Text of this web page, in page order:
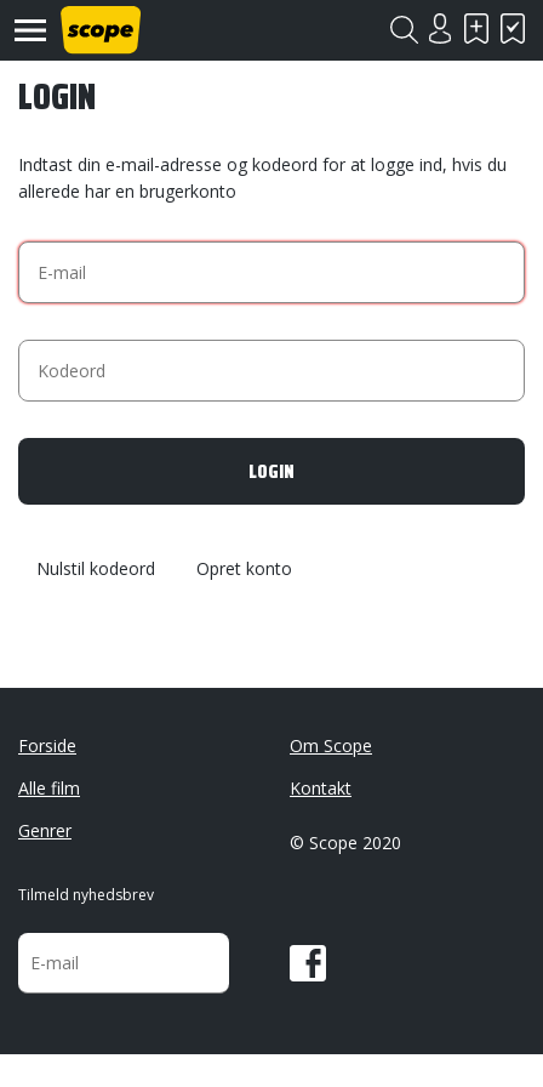
Kontakt
©
2020
LOGIN
Indtast din e-mail-adresse og kodeord for at logge ind, hvis du
allerede har en brugerkonto
Nulstil kodeord Opret konto
Forside
Alle film
Genrer
Om Scope
Kontakt
© Scope 2020
Tilmeld nyhedsbrev